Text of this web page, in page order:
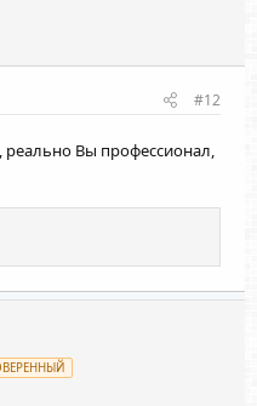
#12
реально Вы профессионал,